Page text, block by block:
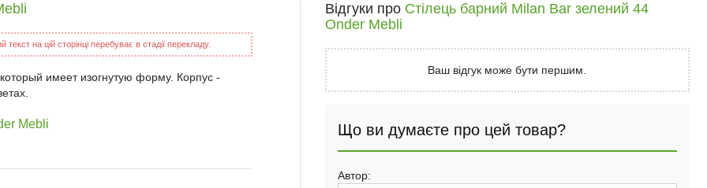
на цій сторінці перебуває в стадії перекладу.
имеет изогнутую форму. Корпус -
Mebli
Відгуки про Стілець барний Milan Bar зелений 44
Onder Mebli
Ваш відгук може бути першим.
Що ви думаєте про цей товар?
Автор: